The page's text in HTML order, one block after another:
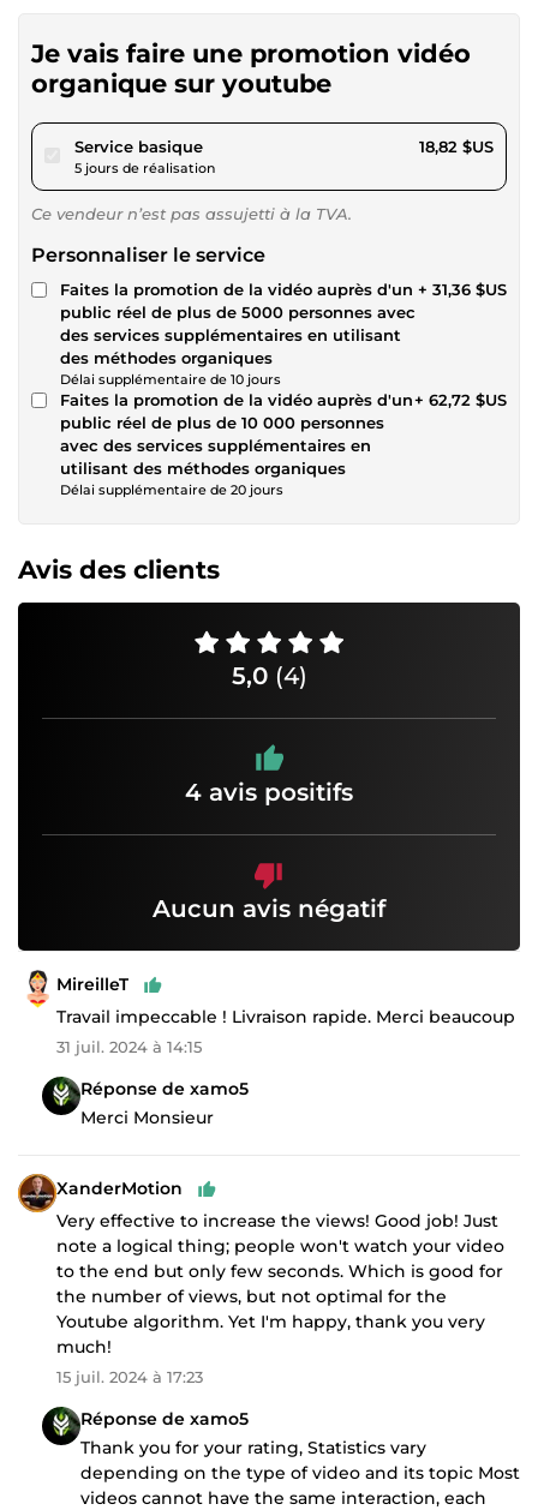
Je vais faire une promotion vidéo
organique sur youtube
Service basiquepour 17,34 $US
5 jours de réalisation
18,82 $US
Ce vendeur n’est pas assujetti à la TVA.
Personnaliser le service
Faites la promotion de la vidéo auprès d'un
public réel de plus de 5000 personnes avec
des services supplémentaires en utilisant
des méthodes organiques
Délai supplémentaire de 10 jours
+ 31,36 $US
Faites la promotion de la vidéo auprès d'un
public réel de plus de 10 000 personnes
avec des services supplémentaires en
utilisant des méthodes organiques
Délai supplémentaire de 20 jours
+ 62,72 $US
Avis des clients
5,0 (4)
4 avis positifs
Aucun avis négatif
MireilleT
Travail impeccable ! Livraison rapide. Merci beaucoup
31 juil. 2024 à 14:15
Réponse de xamo5
Merci Monsieur
XanderMotion
Very effective to increase the views! Good job! Just
note a logical thing; people won't watch your video
to the end but only few seconds. Which is good for
the number of views, but not optimal for the
Youtube algorithm. Yet I'm happy, thank you very
much!
15 juil. 2024 à 17:23
Réponse de xamo5
Thank you for your rating, Statistics vary
depending on the type of video and its topic Most
videos cannot have the same interaction, each